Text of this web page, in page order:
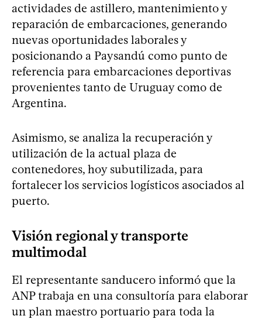
actividades de astillero, mantenimiento y
reparación de embarcaciones, generando
nuevas oportunidades laborales y
posicionando a Paysandú como punto de
referencia para embarcaciones deportivas
provenientes tanto de Uruguay como de
Argentina.
Asimismo, se analiza la recuperación y
utilización de la actual plaza de
contenedores, hoy subutilizada, para
fortalecer los servicios logísticos asociados al
puerto.
Visión regional y transporte
multimodal
El representante sanducero informó que la
ANP trabaja en una consultoría para elaborar
un plan maestro portuario para toda la